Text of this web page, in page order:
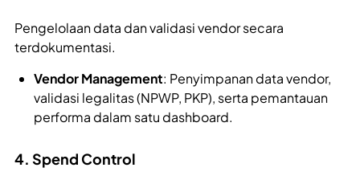
Pengelolaan data dan validasi vendor secara
terdokumentasi.
Vendor Management: Penyimpanan data vendor,
validasi legalitas (NPWP, PKP), serta pemantauan
performa dalam satu dashboard.
4. Spend Control